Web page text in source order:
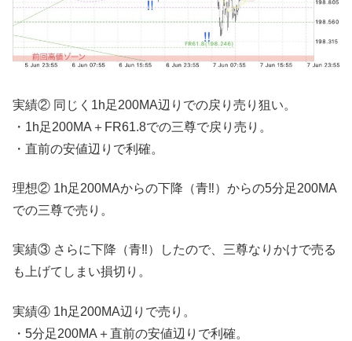
実績② 同じく1h足200MA辺りでの戻り売り狙い。
・1h足200MA＋FR61.8での三尊で戻り売り。
・直前の安値辺りで利確。
理想② 1h足200MAからの下降（青‼︎）からの5分足200MA
での三尊で売り。
実績③ さらに下降（青‼︎）したので、三尊なりかけで売る
も上げてしまい損切り。
実績④ 1h足200MA辺りで売り。
・5分足200MA＋直前の安値辺りで利確。